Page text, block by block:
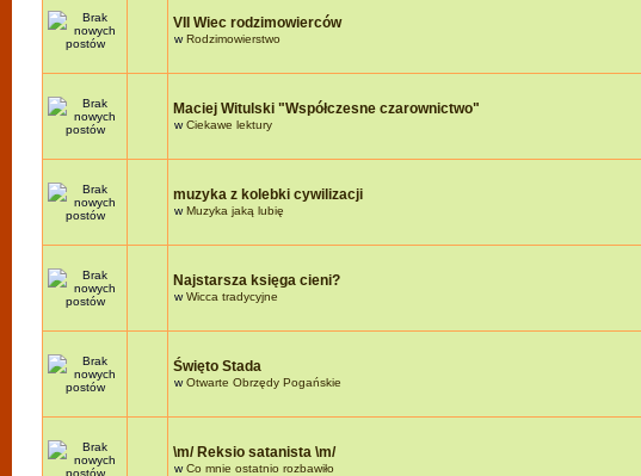
VII Wiec rodzimowierców
wRodzimowierstwo
Maciej Witulski "Współczesne czarownictwo"
wCiekawe lektury
muzyka z kolebki cywilizacji
wMuzyka jaką lubię
Najstarsza księga cieni?
wWicca tradycyjne
Święto Stada
wOtwarte Obrzędy Pogańskie
\m/ Reksio satanista \m/
wCo mnie ostatnio rozbawiło